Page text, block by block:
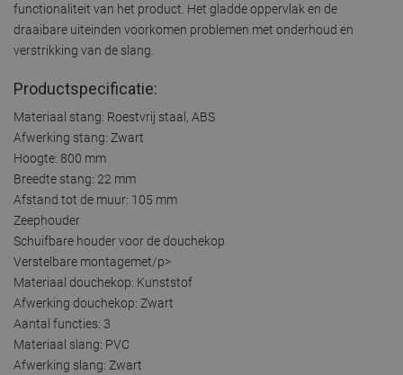
functionaliteit van het product. Het gladde oppervlak en de
draaibare uiteinden voorkomen problemen met onderhoud en
verstrikking van de slang.
Productspecificatie:
Materiaal stang: Roestvrij staal, ABS
Afwerking stang: Zwart
Hoogte: 800 mm
Breedte stang: 22 mm
Afstand tot de muur: 105 mm
Zeephouder
Schuifbare houder voor de douchekop
Verstelbare montagemet/p>
Materiaal douchekop: Kunststof
Afwerking douchekop: Zwart
Aantal functies: 3
Materiaal slang: PVC
Afwerking slang: Zwart